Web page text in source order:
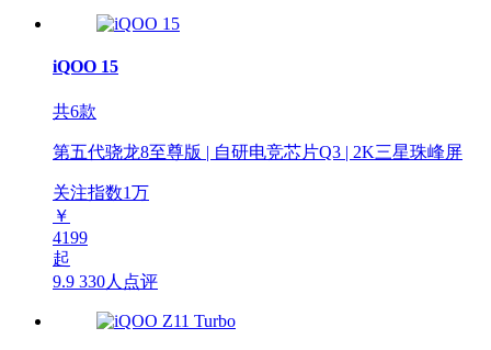
iQOO 15
共6款
第五代骁龙8至尊版 | 自研电竞芯片Q3 | 2K三星珠峰屏
关注指数1万
￥
4199
起
9.9 330人点评